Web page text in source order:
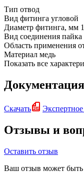
Тип отвод
Вид фитинга угловой
Диаметр фитинга, мм
Вид соединения пайка
Область применения
Материал медь
Показать все
Документация
Скачать
Отзывы и
Оставить отзыв
Ваш отзыв может